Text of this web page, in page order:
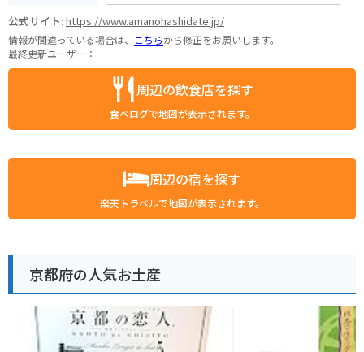
公式サイト:https://www.amanohashidate.jp/
情報が間違っている場合は、 こちらから修正をお願いします。
最終更新ユーザー：
周辺の飲食店を探す
食べログで地図が表示されます。
周辺の宿を探す
楽天トラベルで地図が表示されます。
京都府の人気お土産